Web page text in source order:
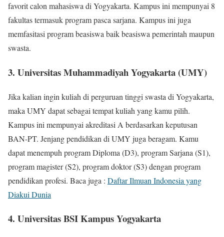
favorit calon mahasiswa di Yogyakarta. Kampus ini mempunyai 8
fakultas termasuk program pasca sarjana. Kampus ini juga
memfasitasi program beasiswa baik beasiswa pemerintah maupun
swasta.
3. Universitas Muhammadiyah Yogyakarta (UMY)
Jika kalian ingin kuliah di perguruan tinggi swasta di Yogyakarta,
maka UMY dapat sebagai tempat kuliah yang kamu pilih.
Kampus ini mempunyai akreditasi A berdasarkan keputusan
BAN-PT. Jenjang pendidikan di UMY juga beragam. Kamu
dapat menempuh program Diploma (D3), program Sarjana (S1),
program magister (S2), program doktor (S3) dengan program
pendidikan profesi. Baca juga : Daftar Ilmuan Indonesia yang
Diakui Dunia
4. Universitas BSI Kampus Yogyakarta